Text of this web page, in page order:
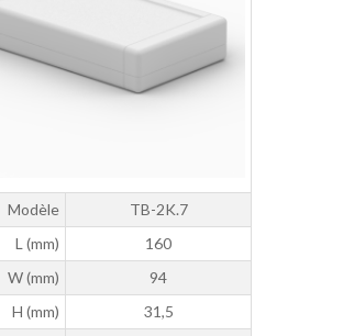
Modèle
TB-2K.7
L (mm)
160
W (mm)
94
H (mm)
31,5